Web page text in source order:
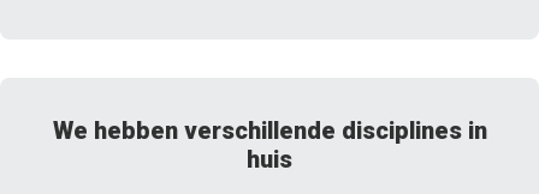
We hebben verschillende disciplines in
huis